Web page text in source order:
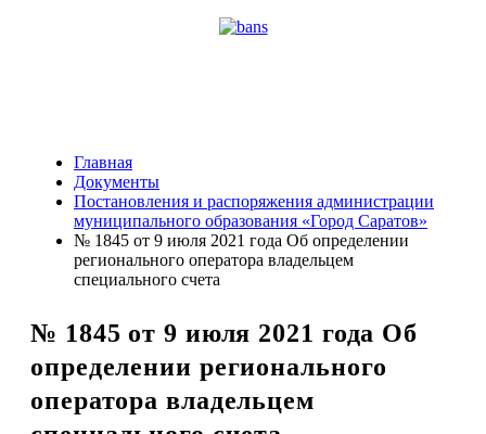
Главная
Документы
Постановления и распоряжения администрации
муниципального образования «Город Саратов»
№ 1845 от 9 июля 2021 года Об определении
регионального оператора владельцем
специального счета
№ 1845 от 9 июля 2021 года Об
определении регионального
оператора владельцем